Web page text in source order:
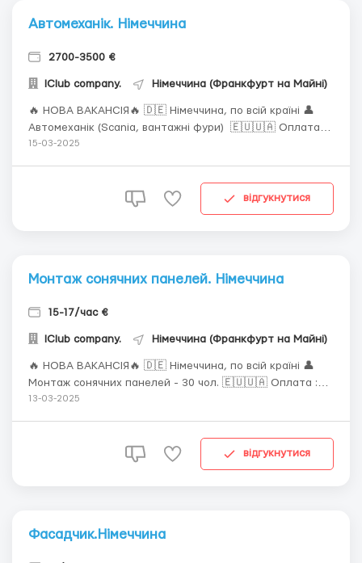
Автомеханік. Німеччина
2700-3500 €
IClub company. Німеччина (Франкфурт на Майні)
🔥 НОВА ВАКАНСІЯ🔥 🇩🇪 Німеччина, по всій країні 👤
Автомеханік (Scania, вантажні фури) 🇪🇺🇺🇦 Оплата :
2700–3500 € нетто 📅 Графік/період роботи: 8-10 годин
📍 Для кого: Чолов...
15-03-2025
відгукнутися
Монтаж сонячних панелей. Німеччина
15-17/час €
IClub company. Німеччина (Франкфурт на Майні)
🔥 НОВА ВАКАНСІЯ🔥 🇩🇪 Німеччина, по всій країні 👤
Монтаж сонячних панелей - 30 чол. 🇪🇺🇺🇦 Оплата :
від 15 до 17€ (брутто), час у дорозі враховується як
13-03-2025
відгукнутися
Фасадчик.Німеччина